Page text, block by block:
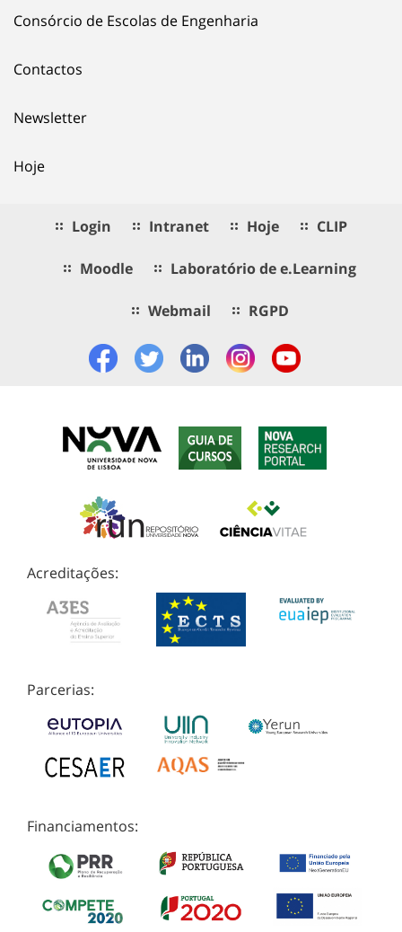
Consórcio de Escolas de Engenharia
Contactos
Newsletter
Hoje
Login Intranet Hoje CLIP
Moodle Laboratório de e.Learning
Webmail RGPD
Acreditações:
Parcerias:
Financiamentos: